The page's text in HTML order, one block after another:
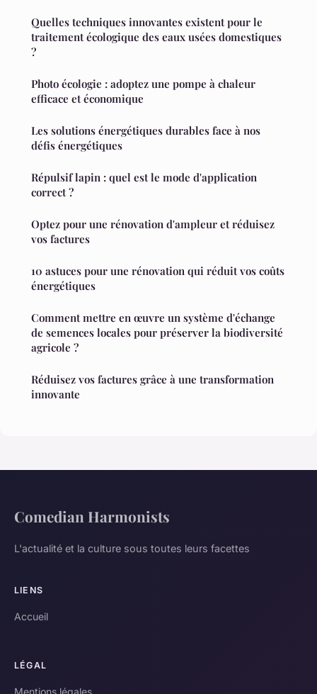
Quelles techniques innovantes existent pour le
traitement écologique des eaux usées domestiques
?
Photo écologie : adoptez une pompe à chaleur
efficace et économique
Les solutions énergétiques durables face à nos
défis énergétiques
Répulsif lapin : quel est le mode d'application
correct ?
Optez pour une rénovation d'ampleur et réduisez
vos factures
10 astuces pour une rénovation qui réduit vos coûts
énergétiques
Comment mettre en œuvre un système d'échange
de semences locales pour préserver la biodiversité
agricole ?
Réduisez vos factures grâce à une transformation
innovante
Comedian Harmonists
L'actualité et la culture sous toutes leurs facettes
LIENS
Accueil
LÉGAL